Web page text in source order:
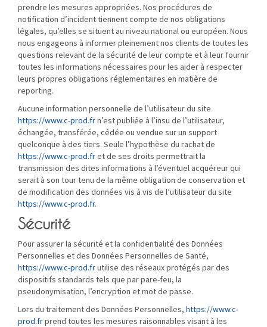
prendre les mesures appropriées. Nos procédures de
notification d’incident tiennent compte de nos obligations
légales, qu’elles se situent au niveau national ou européen. Nous
nous engageons à informer pleinement nos clients de toutes les
questions relevant de la sécurité de leur compte et à leur fournir
toutes les informations nécessaires pour les aider à respecter
leurs propres obligations réglementaires en matière de
reporting.
Aucune information personnelle de l’utilisateur du site
https://www.c-prod.frn’est publiée à l’insu de l’utilisateur,
échangée, transférée, cédée ou vendue sur un support
quelconque à des tiers. Seule l’hypothèse du rachat de
https://www.c-prod.fret de ses droits permettrait la
transmission des dites informations à l’éventuel acquéreur qui
serait à son tour tenu de la même obligation de conservation et
de modification des données vis à vis de l’utilisateur du site
https://www.c-prod.fr.
Sécurité
Pour assurer la sécurité et la confidentialité des Données
Personnelles et des Données Personnelles de Santé,
https://www.c-prod.frutilise des réseaux protégés par des
dispositifs standards tels que par pare-feu, la
pseudonymisation, l’encryption et mot de passe.
Lors du traitement des Données Personnelles, https://www.c-
prod.frprend toutes les mesures raisonnables visant à les